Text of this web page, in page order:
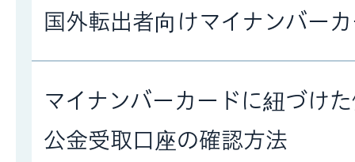
国外転出者向けマイナンバー
マイナンバーカードに紐づけ
公金受取口座の確認方法